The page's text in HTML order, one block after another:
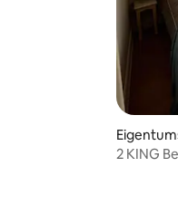
ord
2 KING
vom